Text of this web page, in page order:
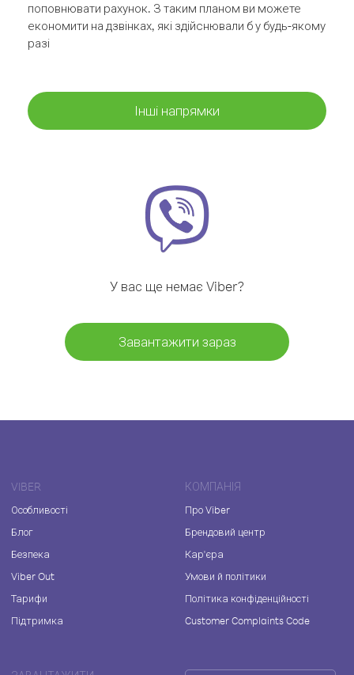
поповнювати рахунок. З таким планом ви можете
економити на дзвінках, які здійснювали б у будь-якому
разі
Інші напрямки
У вас ще немає Viber?
Завантажити зараз
VIBER
Особливості
Блог
Безпека
Viber Out
Тарифи
Підтримка
КОМПАНІЯ
Про Viber
Брендовий центр
Кар'єра
Умови й політики
Політика конфіденційності
Customer Complaints Code